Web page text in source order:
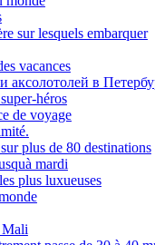
sur lesquels embarquer
vacances
в
héros
de voyage
plus de 80 destinations
mardi
plus luxueuses